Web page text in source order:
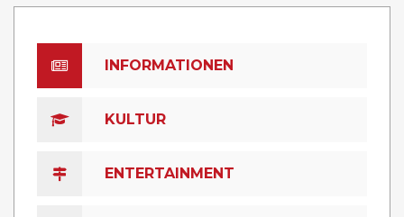
INFORMATIONEN
KULTUR
ENTERTAINMENT